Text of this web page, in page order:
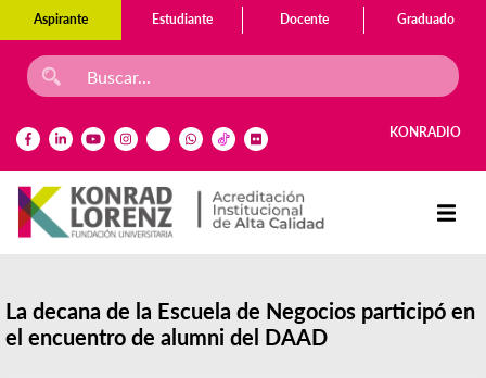
Aspirante Estudiante Docente Graduado
KONRADIO
La decana de la Escuela de Negocios participó en
el encuentro de alumni del DAAD